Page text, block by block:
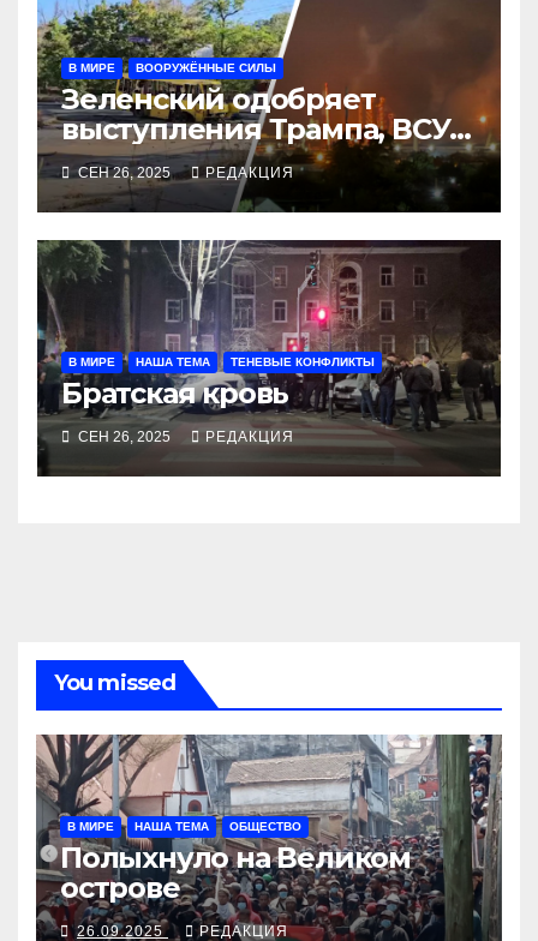
В МИРЕ ВООРУЖЁННЫЕ СИЛЫ
Зеленский одобряет
выступления Трампа, ВСУ
закрыли Добропольский
рубеж
СЕН 26, 2025 РЕДАКЦИЯ
В МИРЕ НАША ТЕМА ТЕНЕВЫЕ КОНФЛИКТЫ
Братская кровь
СЕН 26, 2025 РЕДАКЦИЯ
You missed
В МИРЕ НАША ТЕМА ОБЩЕСТВО
Полыхнуло на Великом
острове
26.09.2025 РЕДАКЦИЯ